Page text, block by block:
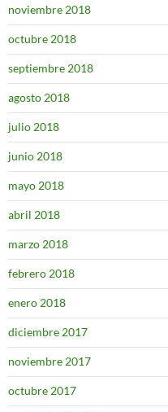
noviembre 2018
octubre 2018
septiembre 2018
agosto 2018
julio 2018
junio 2018
mayo 2018
abril 2018
marzo 2018
febrero 2018
enero 2018
diciembre 2017
noviembre 2017
octubre 2017